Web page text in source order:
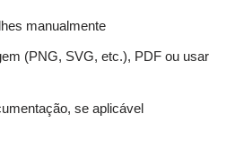
manualmente
(PNG, SVG, etc.), PDF ou usar
se aplicável